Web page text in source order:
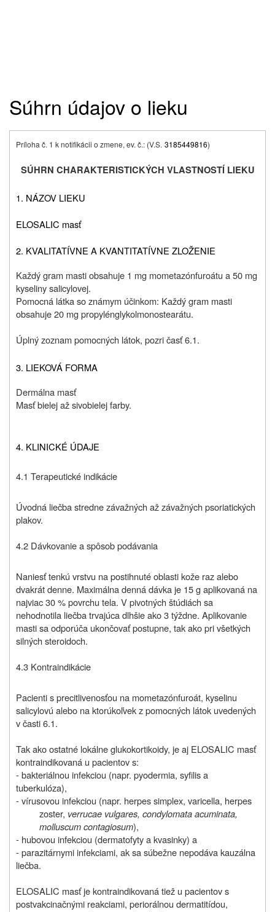
Súhrn údajov o lieku
Príloha č. 1 k notifikácii o zmene, ev. č.: (V.S. 3185449816)
SÚHRN CHARAKTERISTICKÝCH VLASTNOSTÍ LIEKU
1. NÁZOV LIEKU
ELOSALIC masť
2. KVALITATÍVNE A KVANTITATÍVNE ZLOŽENIE
Každý gram masti obsahuje 1 mg mometazónfuroátu a 50 mg
kyseliny salicylovej.
Pomocná látka so známym účinkom: Každý gram masti
obsahuje 20 mg propylénglykolmonostearátu.
Úplný zoznam pomocných látok, pozri časť 6.1.
3. LIEKOVÁ FORMA
Dermálna masť
Masť bielej až sivobielej farby.
4. KLINICKÉ ÚDAJE
4.1 Terapeutické indikácie
Úvodná liečba stredne závažných až závažných psoriatických
plakov.
4.2 Dávkovanie a spôsob podávania
Naniesť tenkú vrstvu na postihnuté oblasti kože raz alebo
dvakrát denne. Maximálna denná dávka je 15 g aplikovaná na
najviac 30 % povrchu tela. V pivotných štúdiách sa
nehodnotila liečba trvajúca dlhšie ako 3 týždne. Aplikovanie
masti sa odporúča ukončovať postupne, tak ako pri všetkých
silných steroidoch.
4.3 Kontraindikácie
Pacienti s precitlivenosťou na mometazónfuroát, kyselinu
salicylovú alebo na ktorúkoľvek z pomocných látok uvedených
v časti 6.1.
Tak ako ostatné lokálne glukokortikoidy, je aj ELOSALIC masť
kontraindikovaná u pacientov s:
- bakteriálnou infekciou (napr. pyodermia, syfilis a
tuberkulóza),
- vírusovou infekciou (napr. herpes simplex, varicella, herpes
zoster, verrucae vulgares, condylomata acuminata,
molluscum contagiosum),
- hubovou infekciou (dermatofyty a kvasinky) a
- parazitárnymi infekciami, ak sa súbežne nepodáva kauzálna
liečba.
ELOSALIC masť je kontraindikovaná tiež u pacientov s
postvakcinačnými reakciami, periorálnou dermatitídou,